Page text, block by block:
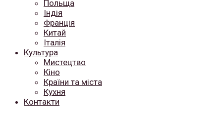
Польща
Індія
Франція
Китай
Італія
Культура
Мистецтво
Кіно
Країни та міста
Кухня
Контакти